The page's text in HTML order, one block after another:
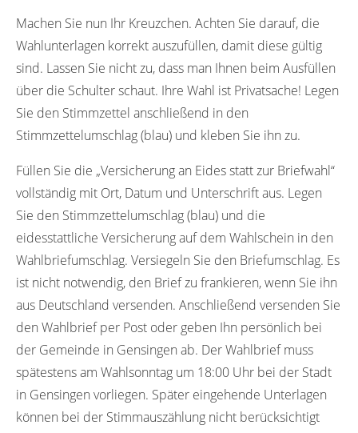
Machen Sie nun Ihr Kreuzchen. Achten Sie darauf, die
Wahlunterlagen korrekt auszufüllen, damit diese gültig
sind. Lassen Sie nicht zu, dass man Ihnen beim Ausfüllen
über die Schulter schaut. Ihre Wahl ist Privatsache! Legen
Sie den Stimmzettel anschließend in den
Stimmzettelumschlag (blau) und kleben Sie ihn zu.
Füllen Sie die „Versicherung an Eides statt zur Briefwahl“
vollständig mit Ort, Datum und Unterschrift aus. Legen
Sie den Stimmzettelumschlag (blau) und die
eidesstattliche Versicherung auf dem Wahlschein in den
Wahlbriefumschlag. Versiegeln Sie den Briefumschlag. Es
ist nicht notwendig, den Brief zu frankieren, wenn Sie ihn
aus Deutschland versenden. Anschließend versenden Sie
den Wahlbrief per Post oder geben Ihn persönlich bei
der Gemeinde in Gensingen ab. Der Wahlbrief muss
spätestens am Wahlsonntag um 18:00 Uhr bei der Stadt
in Gensingen vorliegen. Später eingehende Unterlagen
können bei der Stimmauszählung nicht berücksichtigt